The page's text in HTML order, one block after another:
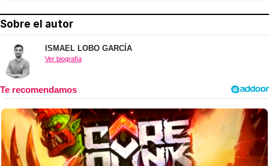
Sobre el autor
ISMAEL LOBO GARCÍA
Ver biografía